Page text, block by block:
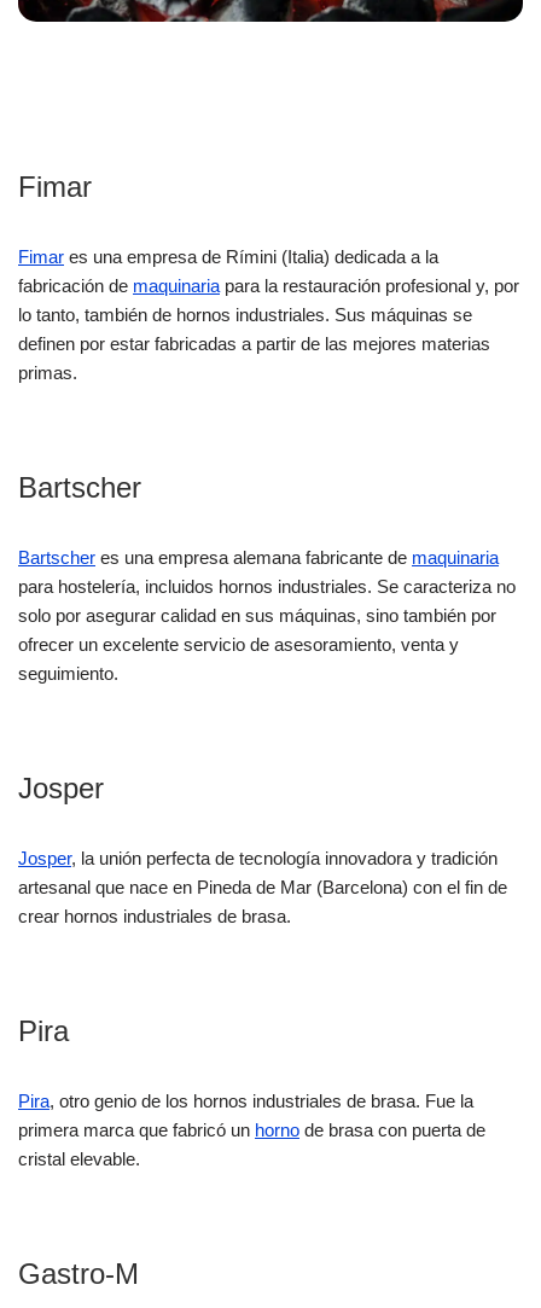
Fimar
Fimar es una empresa de Rímini (Italia) dedicada a la
fabricación de maquinaria para la restauración profesional y, por
lo tanto, también de hornos industriales. Sus máquinas se
definen por estar fabricadas a partir de las mejores materias
primas.
Bartscher
Bartscher es una empresa alemana fabricante de maquinaria
para hostelería, incluidos hornos industriales. Se caracteriza no
solo por asegurar calidad en sus máquinas, sino también por
ofrecer un excelente servicio de asesoramiento, venta y
seguimiento.
Josper
Josper, la unión perfecta de tecnología innovadora y tradición
artesanal que nace en Pineda de Mar (Barcelona) con el fin de
crear hornos industriales de brasa.
Pira
Pira, otro genio de los hornos industriales de brasa. Fue la
primera marca que fabricó un horno de brasa con puerta de
cristal elevable.
Gastro-M